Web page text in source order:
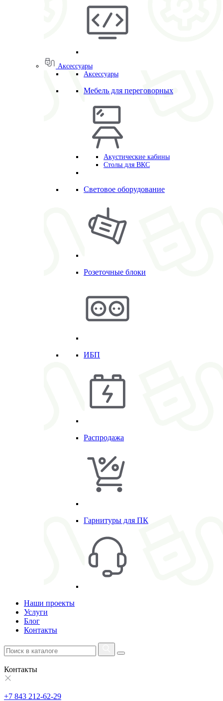
Аксессуары
Аксессуары
Мебель для переговорных
Акустические кабины
Столы для ВКС
Световое оборудование
Розеточные блоки
ИБП
Распродажа
Гарнитуры для ПК
Наши проекты
Услуги
Блог
Контакты
Контакты
+7 843 212-62-29